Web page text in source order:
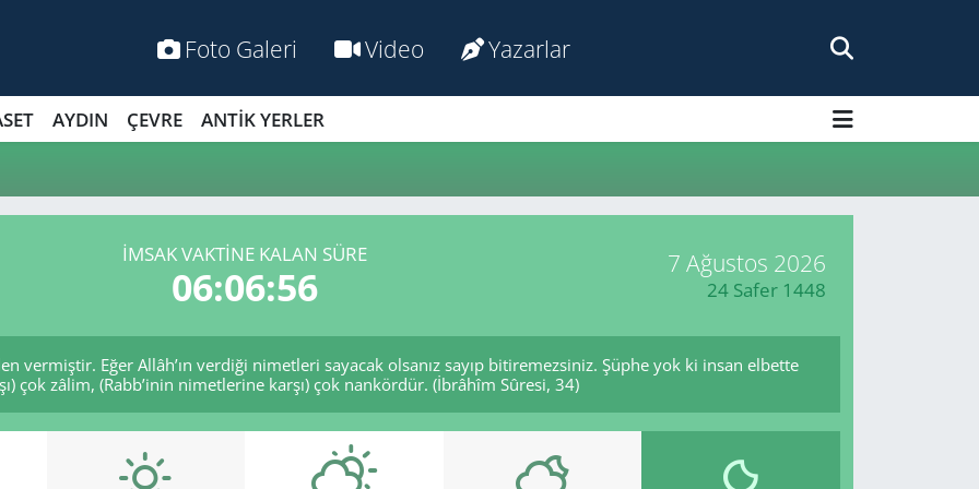
Foto Galeri Video Yazarlar
AYDIN ÇEVRE ANTİK YERLER
İMSAK VAKTİNE KALAN SÜRE
06:06:55 7 Ağustos 2026
24 Safer 1448
vermiştir. Eğer Allâh’ın verdiği nimetleri sayacak olsanız sayıp bitiremezsiniz. Şüphe yok ki insan elbette
çok zâlim, (Rabb’inin nimetlerine karşı) çok nankördür. (İbrâhîm Sûresi, 34)